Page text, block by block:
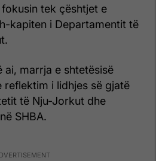
tek çështjet e
kapiten i Departamentit të
ai, marrja e shtetësisë
reflektim i lidhjes së gjatë
të Nju-Jorkut dhe
SHBA.